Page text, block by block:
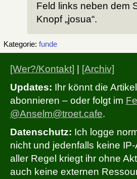
Feld links neben dem
Knopf „josua“.
Kategorie: funde
[Wer?/Kontakt]
[Archiv]
Updates: Ihr könnt die
abonnieren – oder folgt im
@Anselm@troet.cafe.
Datenschutz: Ich logge
nicht und jedenfalls keine
aller Regel kriegt ihr ohne
auch keine externen